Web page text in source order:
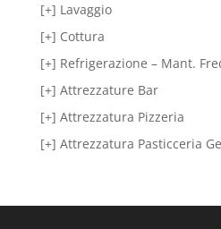
[+] Lavaggio
[+] Cottura
[+] Refrigerazione – Mant.
[+] Attrezzature Bar
[+] Attrezzatura Pizzeria
[+] Attrezzatura Pasticceria